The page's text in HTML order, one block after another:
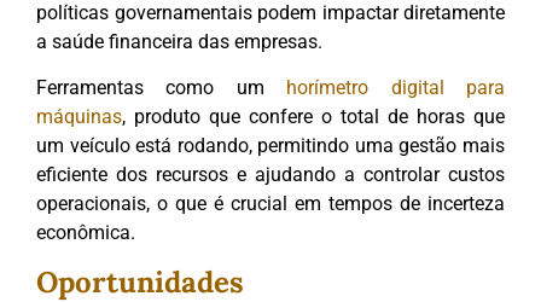
políticas governamentais podem impactar diretamente
a saúde financeira das empresas.
Ferramentas como um horímetro digital para
máquinas, produto que confere o total de horas que
um veículo está rodando, permitindo uma gestão mais
eficiente dos recursos e ajudando a controlar custos
operacionais, o que é crucial em tempos de incerteza
econômica.
Oportunidades